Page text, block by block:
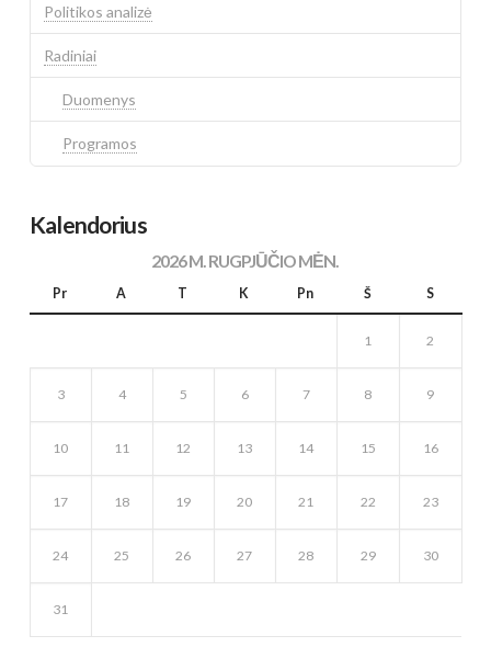
Politikos analizė
Radiniai
Duomenys
Programos
Kalendorius
2026 M. RUGPJŪČIO MĖN.
Pr A T K Pn Š S
1 2
3 4 5 6 7 8 9
10 11 12 13 14 15 16
17 18 19 20 21 22 23
24 25 26 27 28 29 30
31